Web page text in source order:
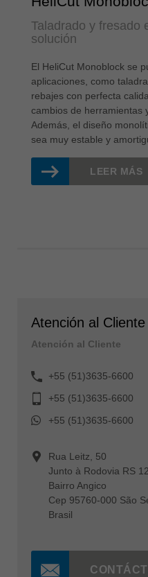
Taladrado y fresado
solución
El HeliCut Monoblock se
aplicaciones, como
rebajes con perfecta
cambios de herramientas
Además, el diseño
sea muy estable y
LEER MÁS
Atención al Cliente
Atención al Cliente
+55 (51)3635-6600
+55 (51)3635-6600
+55 (51)3635-6600
Rua Leitz, 50
Junto à Rodovia RS
Bairro Angico
Cep 95760-000 São
Brasil